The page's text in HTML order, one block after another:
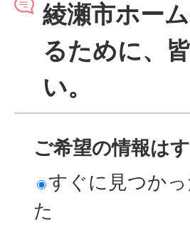
綾瀬市ホー
るために、
い。
ご希望の情報は
すぐに見つかっ
た